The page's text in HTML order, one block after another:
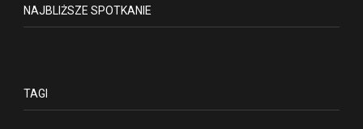
NAJBLIŻSZE SPOTKANIE
TAGI